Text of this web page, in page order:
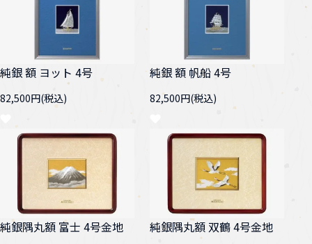
純銀 額 ヨット 4号
82,500円(税込)
純銀 額 帆船 4号
82,500円(税込)
純銀隅丸額 富士 4号金地 純銀隅丸額 双鶴 4号金地